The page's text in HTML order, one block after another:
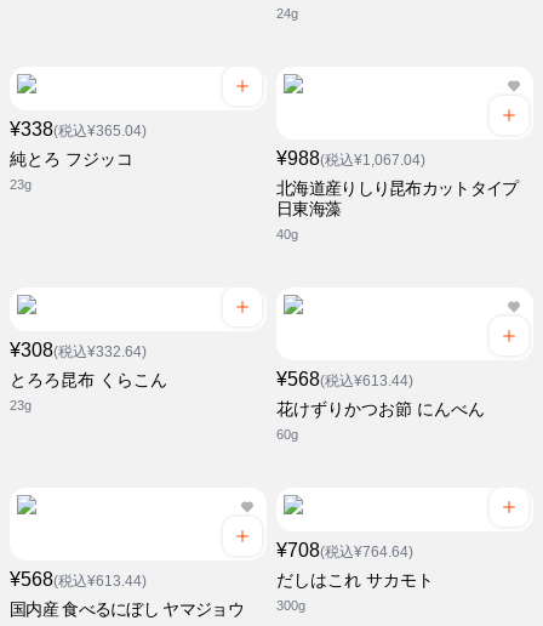
24g
¥338(税込¥365.04)
純とろ フジッコ
23g
¥988(税込¥1,067.04)
北海道産りしり昆布カットタイプ
日東海藻
40g
¥308(税込¥332.64)
とろろ昆布 くらこん
23g
¥568(税込¥613.44)
花けずりかつお節 にんべん
60g
¥568(税込¥613.44)
国内産 食べるにぼし ヤマジョウ
¥708(税込¥764.64)
だしはこれ サカモト
300g